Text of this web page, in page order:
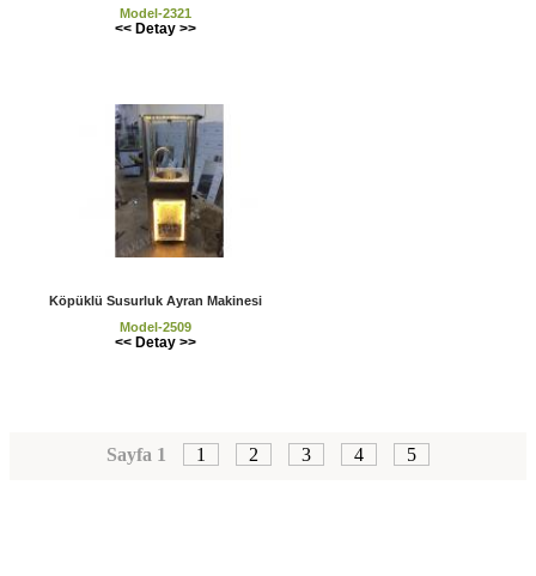
Model-2321
<< Detay >>
Köpüklü Susurluk Ayran Makinesi
Model-2509
<< Detay >>
Sayfa 1 1 2 3 4 5